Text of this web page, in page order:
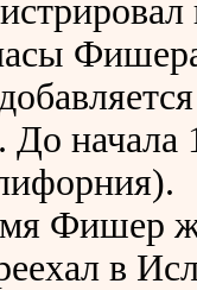
До
Фишер
в